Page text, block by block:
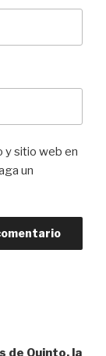
y sitio web en
un
de Quinto, la